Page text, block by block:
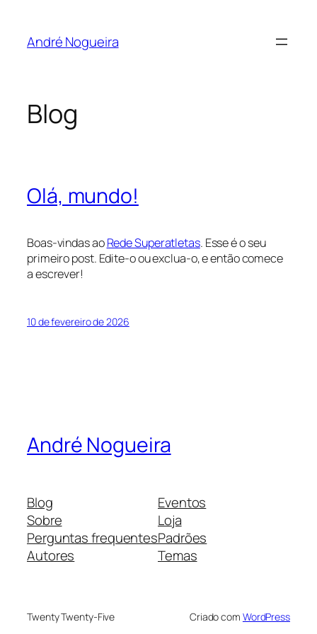
André Nogueira
Blog
Olá, mundo!
Boas-vindas aoRede Superatletas. Esse é o seu
primeiro post. Edite-o ou exclua-o, e então comece
a escrever!
10 de fevereiro de 2026
André Nogueira
Blog
Sobre
Perguntas frequentes
Autores
Eventos
Loja
Padrões
Temas
Twenty Twenty-Five Criado com WordPress